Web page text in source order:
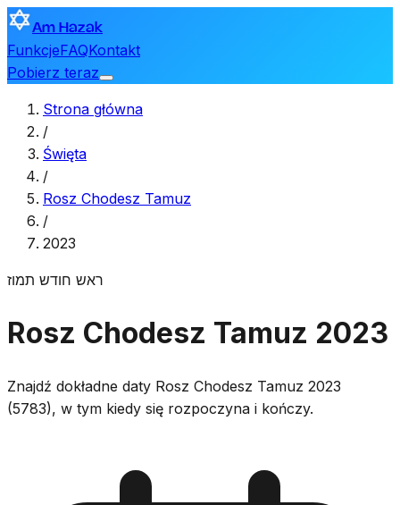
Am Hazak
FunkcjeFAQKontakt
Pobierz teraz
Strona główna
/
Święta
/
Rosz Chodesz Tamuz
/
2023
ראש חודש תמוז
Rosz Chodesz Tamuz 2023
Znajdź dokładne daty Rosz Chodesz Tamuz 2023
(5783), w tym kiedy się rozpoczyna i kończy.